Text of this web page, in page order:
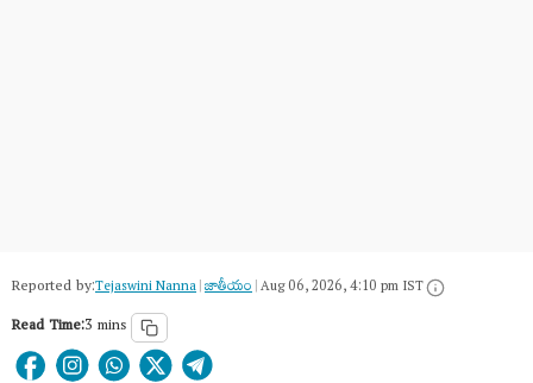
Reported by:Tejaswini Nanna|జాతీయం|Aug 06, 2026, 4:10 pm IST
Read Time:3 mins